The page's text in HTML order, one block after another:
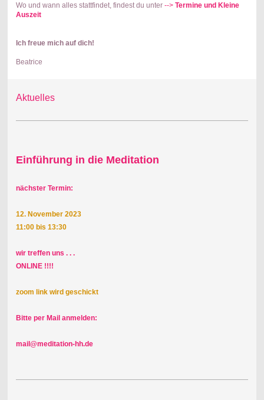
Wo und wann alles stattfindet, findest du unter --> Termine und Kleine
Auszeit
Ich freue mich auf dich!
Beatrice
Aktuelles
Einführung in die Meditation
nächster Termin:
12. November 2023
11:00 bis 13:30
wir treffen uns . . .
ONLINE !!!!
zoom link wird geschickt
Bitte per Mail anmelden:
mail@meditation-hh.de